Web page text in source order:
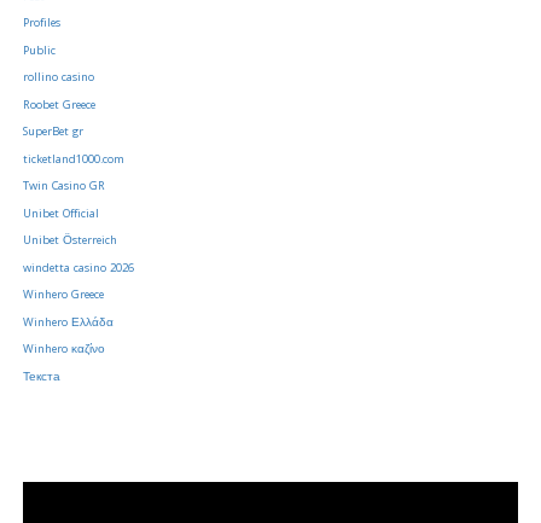
Profiles
Public
rollino casino
Roobet Greece
SuperBet gr
ticketland1000.com
Twin Casino GR
Unibet Official
Unibet Österreich
windetta casino 2026
Winhero Greece
Winhero Ελλάδα
Winhero καζίνο
Текста